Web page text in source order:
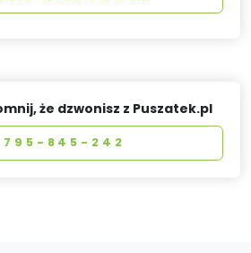
że dzwonisz z Puszatek.pl
795-845-242